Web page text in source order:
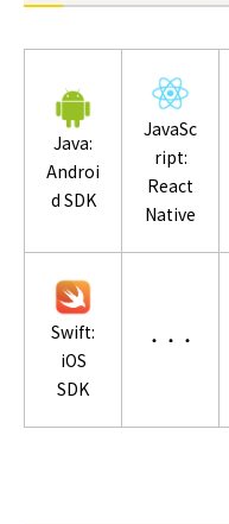
Java:
Androi
d SDK
JavaSc
ript:
React
Native
Swift:
iOS
SDK
・・・